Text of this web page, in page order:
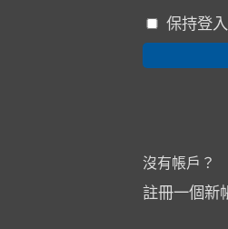
保持登
沒有帳戶？
註冊一個新